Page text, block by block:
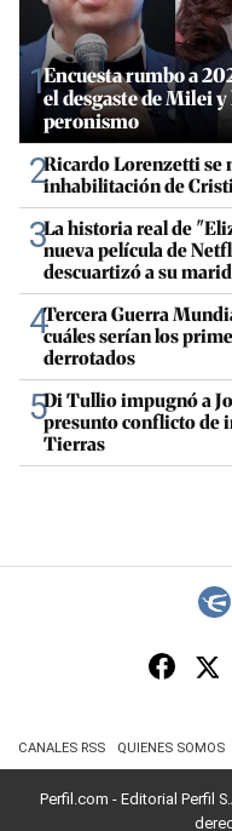
1Encuesta rumbo a
el desgaste de Milei
peronismo
2Ricardo Lorenzetti se
inhabilitación de
3La historia real de
nueva película de
descuartizó a su
4Tercera Guerra
cuáles serían los
derrotados
5Di Tullio impugnó a
presunto conflicto de
Tierras
CANALES RSS QUIENES SOMOS
Perfil.com - Editorial Perfil